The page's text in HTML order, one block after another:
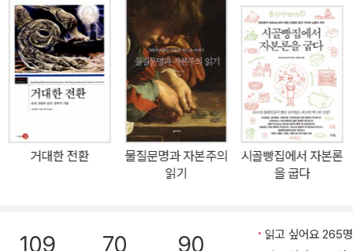
이 책, 『예루살렘의 아이히만』이 탄생했다. 평범한 인간인가, 극악무
도한 악마인가? 아이히만은 나치 친위대(SS)에서 유대인 학살의 핵
심 인물로 활동했다. 1942년 나치 독일의 ‘최종 해결책’(대량학살)
계획과 병참을 책임지며, 유대인 600여만 명을 식별하고 집결시켜
절멸수용소로 몰아넣었다. 이 때문에 많은 사람이 아이히만을 유대인
문제 전문가, 극악무도한 살인자, 유대인의 생살여탈권을 쥐고 흔든
악마로 바라본다. 그러나 아이히만을 진찰한 여섯 명의 정신과 의사
는 그가 “정상일 뿐만 아니라 바람직한 상태”라고 평가했다. 놀랍게
츨을 존경해 그의 35주기 행사에 참석하기도 했다. 그는 시온주의(유
거대한 전환
물질문명과 자본주의
읽기
시골빵집에서 자본론
을 굽다
109 70 90
읽고 싶어요 265명